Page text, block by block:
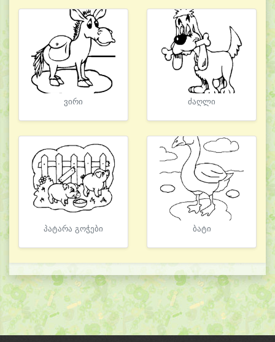
ვირი ძაღლი
პატარა გოჭები ბატი